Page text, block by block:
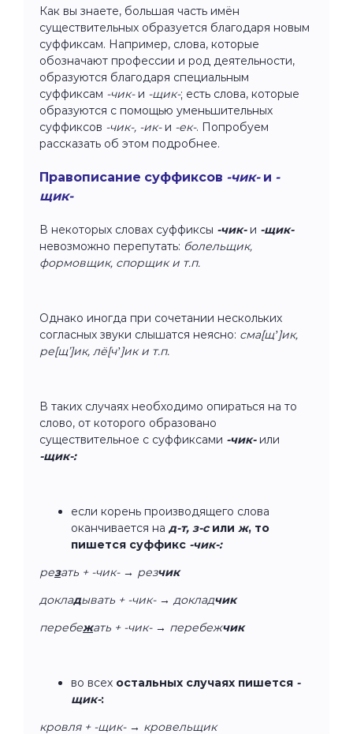
Как вы знаете, большая часть имён
существительных образуется благодаря новым
суффиксам. Например, слова, которые
обозначают профессии и род деятельности,
образуются благодаря специальным
суффиксам -чик-и -щик-; есть слова, которые
образуются с помощью уменьшительных
суффиксов -чик-, -ик-и -ек-. Попробуем
рассказать об этом подробнее.
Правописание суффиксов -чик- и -
щик-
В некоторых словах суффиксы -чик-и -щик-
невозможно перепутать: болельщик,
формовщик, спорщик и т.п.
Однако иногда при сочетании нескольких
согласных звуки слышатся неясно: сма[щʼ]ик,
ре[щ’]ик, лё[чʼ]ик и т.п.
В таких случаях необходимо опираться на то
слово, от которого образовано
существительное с суффиксами -чик-или
-щик-:
если корень производящего слова
оканчивается на д-т, з-сили ж, то
пишется суффикс -чик-:
резать + -чик- → резчик
докладывать + -чик- → докладчик
перебежать + -чик- → перебежчик
во всех остальных случаях пишется -
щик-:
кровля + -щик- → кровельщик